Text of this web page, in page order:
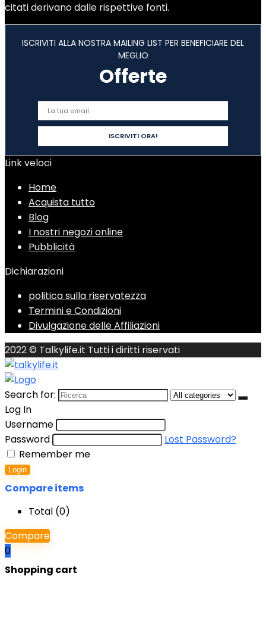
citati derivano dalle rispettive fonti.
ISCRIVITI ALLA NOSTRA MAILING LIST PER BENEFICIARE DEL
MEGLIO
Offerte
Link veloci
Home
Acquista tutto
Blog
I nostri negozi online
Pubblicità
Dichiarazioni
politica sulla riservatezza
Termini e Condizioni
Divulgazione delle Affiliazioni
2022 © Talkylife.it Tutti i diritti riservati
Search for:
Log In
Username
Password
Lost Password?
Remember me
Login
Compare items
Total (0)
Compare
0
Shopping cart